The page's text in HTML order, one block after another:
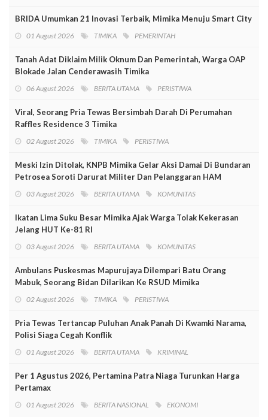
BRIDA Umumkan 21 Inovasi Terbaik, Mimika Menuju Smart City
01 August 2026 TIMIKA PEMERINTAH
Tanah Adat Diklaim Milik Oknum Dan Pemerintah, Warga OAP
Blokade Jalan Cenderawasih Timika
06 August 2026 BERITA UTAMA PERISTIWA
Viral, Seorang Pria Tewas Bersimbah Darah Di Perumahan
Raffles Residence 3 Timika
02 August 2026 TIMIKA PERISTIWA
Meski Izin Ditolak, KNPB Mimika Gelar Aksi Damai Di Bundaran
Petrosea Soroti Darurat Militer Dan Pelanggaran HAM
03 August 2026 BERITA UTAMA KOMUNITAS
Ikatan Lima Suku Besar Mimika Ajak Warga Tolak Kekerasan
Jelang HUT Ke-81 RI
03 August 2026 BERITA UTAMA KOMUNITAS
Ambulans Puskesmas Mapurujaya Dilempari Batu Orang
Mabuk, Seorang Bidan Dilarikan Ke RSUD Mimika
02 August 2026 TIMIKA PERISTIWA
Pria Tewas Tertancap Puluhan Anak Panah Di Kwamki Narama,
Polisi Siaga Cegah Konflik
01 August 2026 BERITA UTAMA KRIMINAL
Per 1 Agustus 2026, Pertamina Patra Niaga Turunkan Harga
Pertamax
01 August 2026 BERITA NASIONAL EKONOMI